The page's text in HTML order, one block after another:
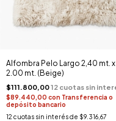
Alfombra Pelo Largo 2,40 mt. x
2.00 mt. (Beige)
$111.800,00
$89.440,00 con Transferencia o
depósito bancario
12 cuotas sin interés de $9.316,67